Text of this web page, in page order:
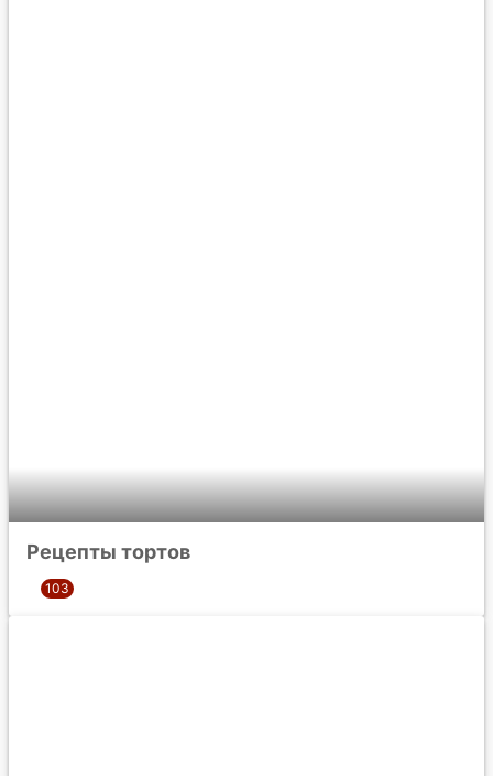
Рецепты тортов